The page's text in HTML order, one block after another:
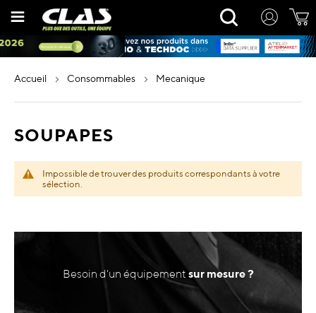
Rechercher
accueil consommables mecanique
SOUPAPES
Impossible de trouver des produits correspondants à votre
sélection.
Besoin d'un équipement sur mesure ?